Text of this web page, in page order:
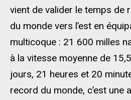
vient de valider le temps de
du monde vers l’est en
multicoque : 21 600 milles
à la vitesse moyenne de
jours, 21 heures et 20
record du monde, c’est une